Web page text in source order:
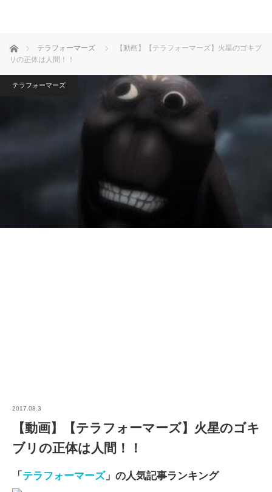
ホーム テラフォーマーズ
【動画】【テラフォーマーズ】火星のゴキブ
リの正体は人間！！
テラフォーマーズ
2017.08.3
【動画】【テラフォーマーズ】火星のゴキ
ブリの正体は人間！！
「 テラフォーマーズ」の人気記事ランキング